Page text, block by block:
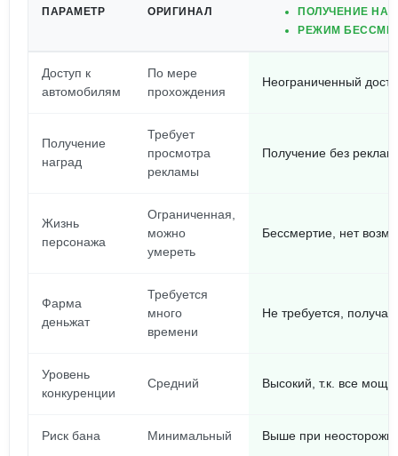
ПАРАМЕТР ОРИГИНАЛ
ПОЛУЧЕНИЕ
РЕЖИМ
Доступ к
автомобилям
По мере
прохождения
Неограниченный
Получение
наград
Требует
просмотра
рекламы
Получение без
Жизнь
персонажа
Ограниченная,
можно
умереть
Бессмертие, нет
Фарма
деньжат
Требуется
много
времени
Не требуется,
Уровень
конкуренции
Средний Высокий, т.к. все
Риск бана Минимальный Выше при